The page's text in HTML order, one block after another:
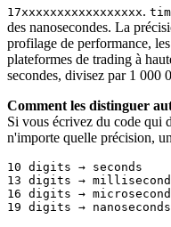
17xxxxxxxxxxxxxxxxx.
des nanosecondes. La
profilage de performance,
plateformes de trading à
secondes, divisez par 1 000
Comment les distinguer
Si vous écrivez du code qui
n'importe quelle précision,
10 digits → seconds
13 digits →
16 digits →